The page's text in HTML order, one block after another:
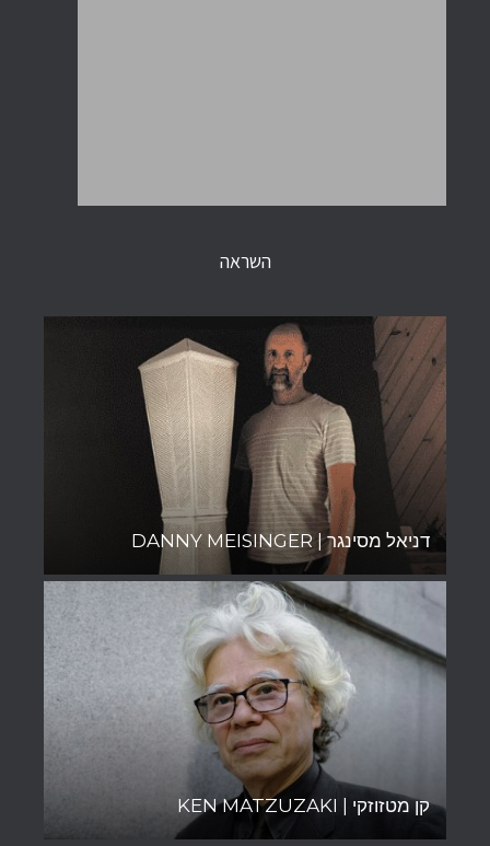
השראה
דניאל מסינגר | DANNY MEISINGER
קן מטזוזקי | KEN MATZUZAKI